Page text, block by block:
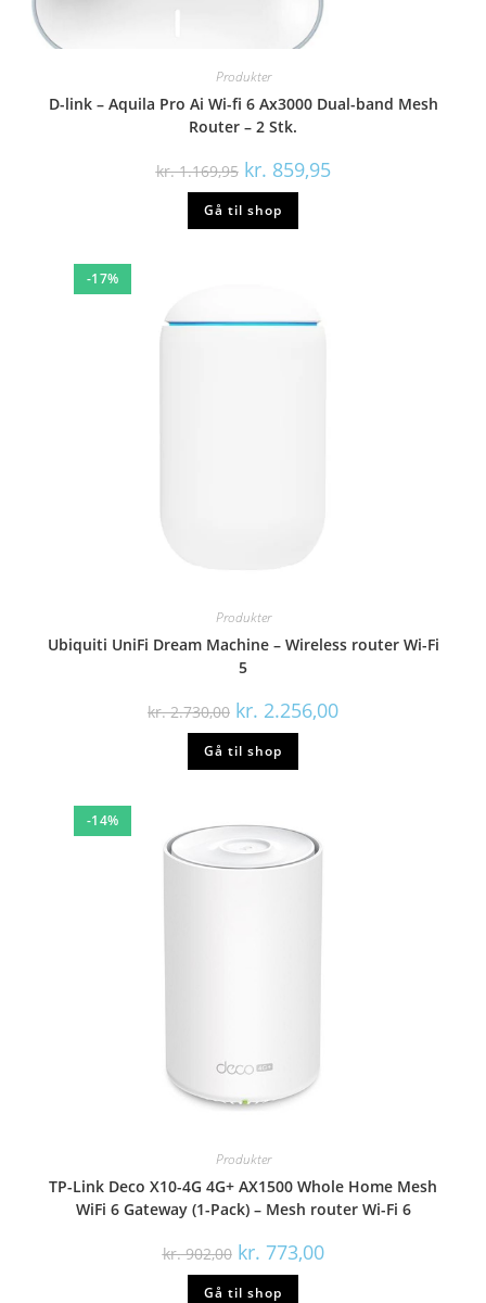
Produkter
D-link – Aquila Pro Ai Wi-fi 6 Ax3000 Dual-band Mesh
Router – 2 Stk.
kr.1.169,95 kr. 859,95
Gå til shop
-17%
Produkter
Ubiquiti UniFi Dream Machine – Wireless router Wi-Fi
5
kr.2.730,00 kr. 2.256,00
Gå til shop
-14%
Produkter
TP-Link Deco X10-4G 4G+ AX1500 Whole Home Mesh
WiFi 6 Gateway (1-Pack) – Mesh router Wi-Fi 6
kr.902,00 kr. 773,00
Gå til shop